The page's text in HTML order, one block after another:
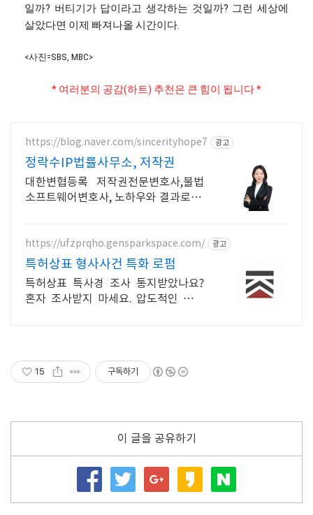
일까? 버티기가 답이라고 생각하는 것일까? 그런 세상에
살았다면 이제 빠져나올 시간이다.
<사진=SBS, MBC>
* 여러분의 공감(하트) 추천은 큰 힘이 됩니다 *
https://blog.naver.com/sincerityhope7 광고
정락수IP법률사무소, 저작권
대한변협등록 저작권전문변호사,불법
소프트웨어변호사, 노하우와 결과로 입
https://ufzprqho.gensparkspace.com/ 광고
특허상표 형사사건 특화 로펌
특허상표 특사경 조사 통지받았나요?
혼자 조사받지 마세요. 압도적인 전문
15 구독하기
이 글을 공유하기